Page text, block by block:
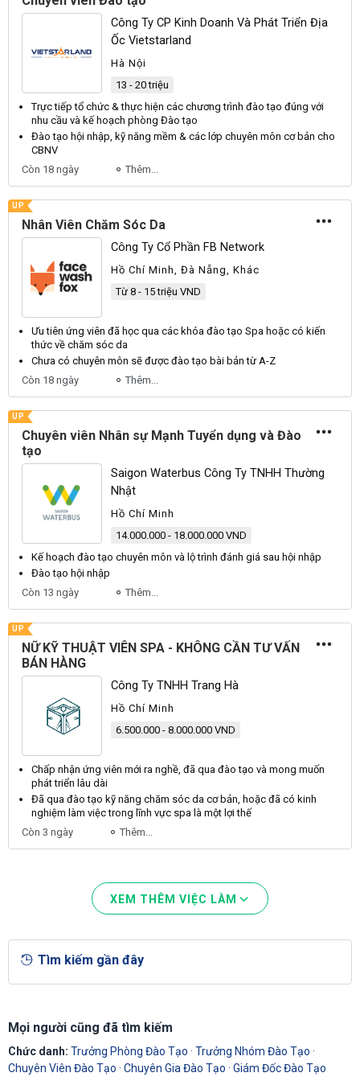
Công Ty CP Kinh Doanh Và Phát Triển Địa
Ốc Vietstarland
Hà Nội
13 - 20 triệu
Trực tiếp tổ chức & thực hiện các chương trình đào tạo đúng với
nhu cầu và kế hoạch phòng Đào tạo
Đào tạo hội nhập, kỹ năng mềm & các lớp chuyên môn cơ bản cho
CBNV
Còn 18 ngày
Thêm...
UP
Nhân Viên Chăm Sóc Da
Công Ty Cổ Phần FB Network
Hồ Chí Minh, Đà Nẵng, Khác
Từ 8 - 15 triệu VND
Ưu tiên ứng viên đã học qua các khóa đào tạo Spa hoặc có kiến
thức về chăm sóc da
Chưa có chuyên môn sẽ được đào tạo bài bản từ A-Z
Còn 18 ngày
Thêm...
UP
Chuyên viên Nhân sự Mạnh Tuyển dụng và Đào
tạo
Saigon Waterbus Công Ty TNHH Thường
Nhật
Hồ Chí Minh
14.000.000 - 18.000.000 VND
Kế hoạch đào tạo chuyên môn và lộ trình đánh giá sau hội nhập
Đào tạo hội nhập
Còn 13 ngày
Thêm...
UP
NỮ KỸ THUẬT VIÊN SPA - KHÔNG CẦN TƯ VẤN
BÁN HÀNG
Công Ty TNHH Trang Hà
Hồ Chí Minh
6.500.000 - 8.000.000 VND
Chấp nhận ứng viên mới ra nghề, đã qua đào tạo và mong muốn
phát triển lâu dài
Đã qua đào tạo kỹ năng chăm sóc da cơ bản, hoặc đã có kinh
nghiệm làm việc trong lĩnh vực spa là một lợi thế
Còn 3 ngày
Thêm...
XEM THÊM VIỆC LÀM
Tìm kiếm gần đây
Mọi người cũng đã tìm kiếm
Chức danh: Trưởng Phòng Đào Tạo · Trưởng Nhóm Đào Tạo ·
Chuyên Viên Đào Tạo · Chuyên Gia Đào Tạo · Giám Đốc Đào Tạo